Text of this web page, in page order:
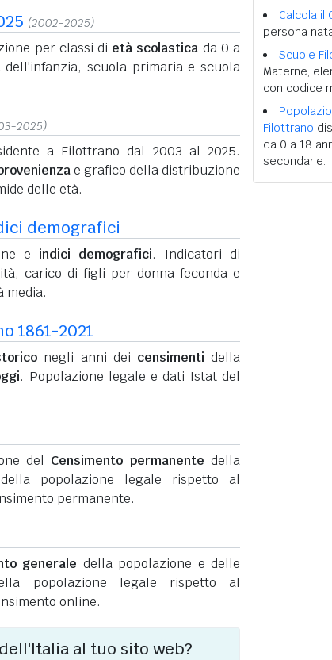
(2002-2025)
per classi di età scolastica da 0 a
scuola primaria e scuola
2025)
a Filottrano dal 2003 al 2025.
e grafico della distribuzione
delle età.
demografici
e indici demografici. Indicatori di
carico di figli per donna feconda e
media.
1861-2021
negli anni dei censimenti della
. Popolazione legale e dati Istat del
del Censimento permanente della
popolazione legale rispetto al
permanente.
generale della popolazione e delle
popolazione legale rispetto al
online.
al tuo sito web?
Calcola il
persona
Scuole
Materne,
con codice
Filottrano
da 0 a 18
secondarie.